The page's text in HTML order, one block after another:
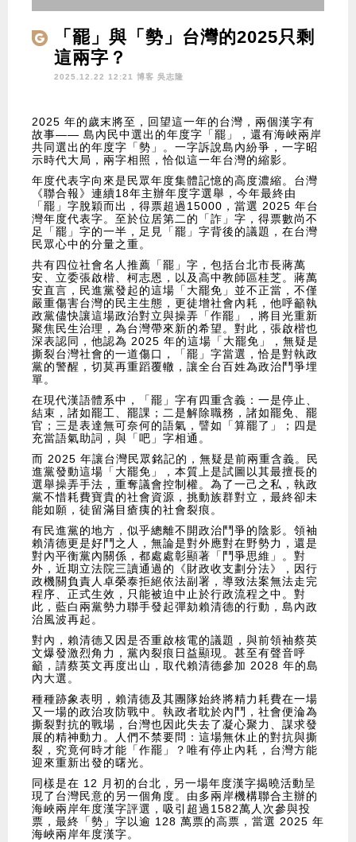
「罷」與「勢」台灣的2025只剩
這兩字？
2025.12.22 12:21 博客 吳志隆
2025 年的歲末將至，回望這一年的台灣，兩個漢字有
故事—— 島內民中選出的年度字「罷」，還有海峽兩岸
共同選出的年度字「勢」。一字訴說島內紛爭，一字昭
示時代大局，兩字相照，恰似這一年台灣的縮影。
年度代表字向來是民眾年度集體記憶的高度濃縮。台灣
《聯合報》連續18年主辦年度字選舉，今年最終由
「罷」字脫穎而出，得票超過15000，當選 2025 年台
灣年度代表字。至於位居第二的「詐」字，得票數尚不
足「罷」字的一半，足見「罷」字背後的議題，在台灣
民眾心中的分量之重。
共有四位社會名人推薦「罷」字，包括台北市長蔣萬
安、立委張啟楷、柯志恩，以及高中教師區桂芝。蔣萬
安直言，民進黨發起的這場「大罷免」並不正當，不僅
嚴重傷害台灣的民主生態，更徒增社會內耗，他呼籲執
政黨儘快讓這場政治對立與操弄「作罷」，將目光重新
聚焦民生治理，為台灣帶來新的希望。對此，張啟楷也
深表認同，他認為 2025 年的這場「大罷免」，無疑是
撕裂台灣社會的一道傷口，「罷」字當選，恰是對執政
黨的警醒，切莫再重蹈覆轍，讓全台百姓為政治鬥爭埋
單。
在現代漢語體系中，「罷」字有四重含義：一是停止、
結束，諸如罷工、罷課；二是解除職務，諸如罷免、罷
官；三是表達無可奈何的語氣，譬如「算罷了」；四是
充當語氣助詞，與「吧」字相通。
而 2025 年讓台灣民眾銘記的，無疑是前兩重含義。民
進黨發動這場「大罷免」，本質上是試圖以其最擅長的
選舉操弄手法，重奪議會控制權。為了一己之私，執政
黨不惜耗費寶貴的社會資源，挑動族群對立，最終卻未
能如願，徒留滿目瘡痍的社會裂痕。
有民進黨的地方，似乎總離不開政治鬥爭的陰影。領袖
賴清德更是好鬥之人，無論是對外應對在野勢力，還是
對內平衡黨內關係，都處處彰顯著「鬥爭思維」。對
外，近期立法院三讀通過的《財政收支劃分法》，因行
政機關負責人卓榮泰拒絕依法副署，導致法案無法走完
程序、正式生效，只能被迫中止於行政流程之中。對
此，藍白兩黨勢力聯手發起彈劾賴清德的行動，島內政
治風波再起。
對內，賴清德又因是否重啟核電的議題，與前領袖蔡英
文爆發激烈角力，黨內裂痕日益顯現。甚至有聲音呼
籲，請蔡英文再度出山，取代賴清德參加 2028 年的島
內大選。
種種跡象表明，賴清德及其團隊始終將精力耗費在一場
又一場的政治攻防戰中。執政者耽於內鬥，社會便淪為
撕裂對抗的戰場，台灣也因此失去了凝心聚力、謀求發
展的精神動力。人們不禁要問：這場無休止的對抗與撕
裂，究竟何時才能「作罷」？唯有停止內耗，台灣方能
迎來重新出發的曙光。
同樣是在 12 月初的台北，另一場年度漢字揭曉活動呈
現了台灣民意的另一個角度。由多兩岸機構聯合主辦的
海峽兩岸年度漢字評選，吸引超過1582萬人次參與投
票，最終「勢」字以逾 128 萬票的高票，當選 2025 年
海峽兩岸年度漢字。